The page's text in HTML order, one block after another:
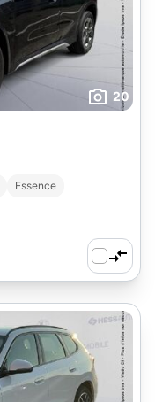
20
Essence